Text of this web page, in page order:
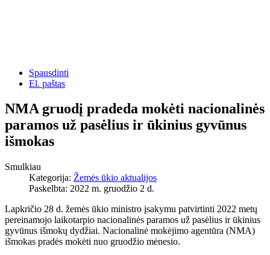
Spausdinti
El. paštas
NMA gruodį pradeda mokėti nacionalinės
paramos už pasėlius ir ūkinius gyvūnus
išmokas
Smulkiau
Kategorija: Žemės ūkio aktualijos
Paskelbta: 2022 m. gruodžio 2 d.
Lapkričio 28 d. žemės ūkio ministro įsakymu patvirtinti 2022 metų
pereinamojo laikotarpio nacionalinės paramos už pasėlius ir ūkinius
gyvūnus išmokų dydžiai. Nacionalinė mokėjimo agentūra (NMA)
išmokas pradės mokėti nuo gruodžio mėnesio.